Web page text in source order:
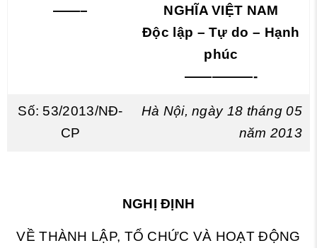
——–
NGHĨA VIỆT NAM
Độc lập – Tự do – Hạnh
phúc
—————-
Số: 53/2013/NĐ-
CP
Hà Nội, ngày 18 tháng 05
năm 2013
NGHỊ ĐỊNH
VỀ THÀNH LẬP, TỔ CHỨC VÀ HOẠT ĐỘNG